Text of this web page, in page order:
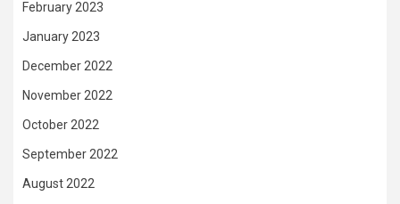
February 2023
January 2023
December 2022
November 2022
October 2022
September 2022
August 2022